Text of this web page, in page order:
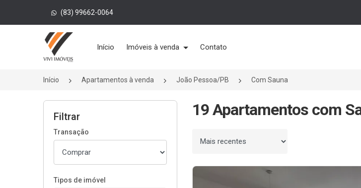
(83) 99662-0064
Página inicial
Início Imóveis à venda Contato
Início Apartamentos à venda João Pessoa/PB Com Sauna
Filtrar
Transação
Tipos de imóvel
19 Apartamentos com
Ordenar por